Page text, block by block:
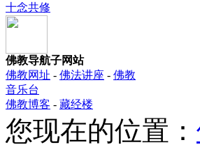
十念共修
佛教导航子网站
佛教网址 - 佛法讲座 - 佛教
音乐台
佛教博客 - 藏经楼
您现在的位置：